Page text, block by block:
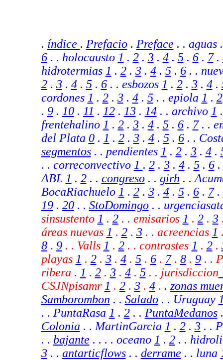
. índice . Prefacio. Preface . . aguas
6. . holocausto 1 . 2. 3. 4. 5. 6. 7.
hidrotermias 1 . 2. 3. 4. 5. 6. .
2. 3. 4. 5. 6. . esbozos 1 . 2. 3. 4.
cordones 1 . 2. 3. 4. 5. . epiola 1 . 2
. 9. 10. 11 . 12. 13. 14. . archivo 1
frentehalino 1 . 2 . 3. 4 . 5. 6. 7. .
del Plata 0. 1 . 2. 3. 4. 5. 6. .
segmentos. . pendientes 1 . 2. 3. 4.
. . correconvectivo 1 . 2. 3. 4 . 5. 6.
ABL 1 . 2. . congreso. . girh . .
BocaRiachuelo 1 . 2. 3. 4 . 5. 6. 7.
19. 20. . StoDomingo. .
sinsustento 1 . 2. . emisarios 1 . 2. 3
áreas nuevas 1 . 2. 3. . acreencias 1
8. 9. . Valls 1 . 2. . contrastes 1 . 2.
playas 1 . 2. 3. 4. 5. 6. 7. 8. 9. .
ribera . 1 . 2. 3. 4. 5. . jurisdiccion
CSJNpisamr 1 . 2. 3. 4. . zonas
Samborombon . . Salado. . Uruguay
. . PuntaRasa 1 . 2. . PuntaMedanos
Colonia . . MartinGarcia 1 . 2. 3. .
. . bajante . . . . oceano 1 . 2. .
3. . antarticflows. . derrame . . luna